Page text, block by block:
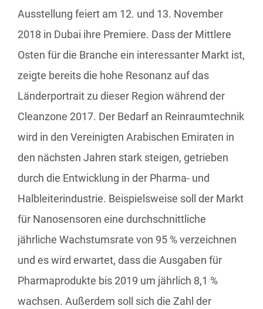
Ausstellung feiert am 12. und 13. November
2018 in Dubai ihre Premiere. Dass der Mittlere
Osten für die Branche ein interessanter Markt ist,
zeigte bereits die hohe Resonanz auf das
Länderportrait zu dieser Region während der
Cleanzone 2017. Der Bedarf an Reinraumtechnik
wird in den Vereinigten Arabischen Emiraten in
den nächsten Jahren stark steigen, getrieben
durch die Entwicklung in der Pharma- und
Halbleiterindustrie. Beispielsweise soll der Markt
für Nanosensoren eine durchschnittliche
jährliche Wachstumsrate von 95 % verzeichnen
und es wird erwartet, dass die Ausgaben für
Pharmaprodukte bis 2019 um jährlich 8,1 %
wachsen. Außerdem soll sich die Zahl der